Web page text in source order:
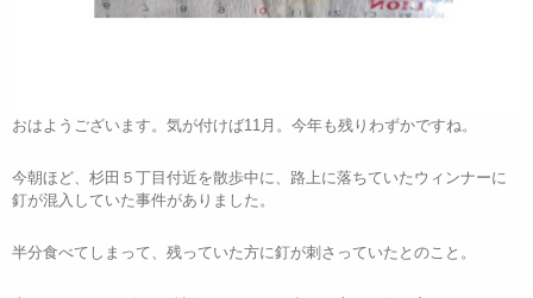
おはようございます。気が付けば11月。今年も残りわずかですね。
今朝ほど、杉田５丁目付近を散歩中に、路上に落ちていたウィンナーに
釘が混入していた事件がありました。
半分食べてしまって、残っていた方に釘が刺さっていたとのこと。